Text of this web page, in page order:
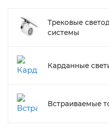
Трековые
системы
Карданные
Встраиваемые